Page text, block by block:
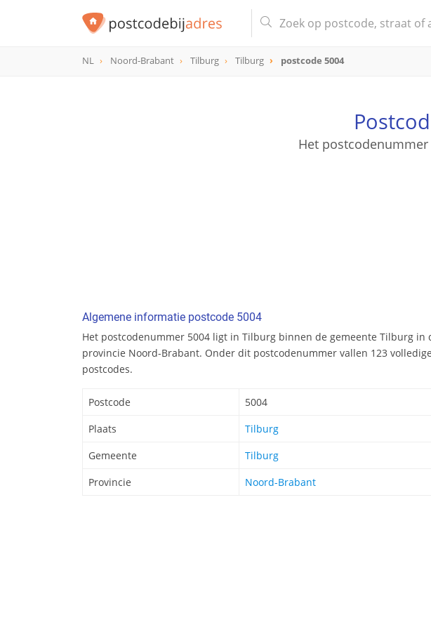
NL Noord-Brabant Tilburg Tilburg postcode 5004
Het
Algemene informatie postcode 5004
Het postcodenummer 5004 ligt in Tilburg binnen de gemeente Tilburg in
provincie Noord-Brabant. Onder dit postcodenummer vallen 123 volledige
postcodes.
Postcode
5004
Plaats
Tilburg
Gemeente
Tilburg
Provincie
Noord-Brabant